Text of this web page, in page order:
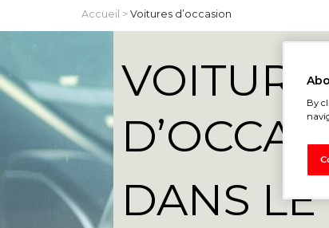
Accueil > Voitures d’occasion
DANS
By